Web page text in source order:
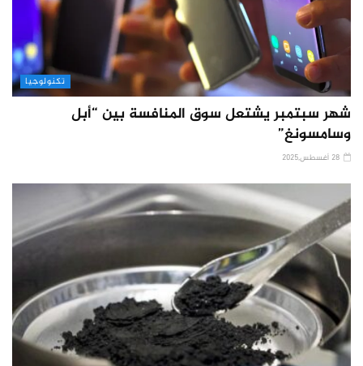
تكنولوجيا
شهر سبتمبر يشتعل سوق المنافسة بين “أبل
وسامسونغ”